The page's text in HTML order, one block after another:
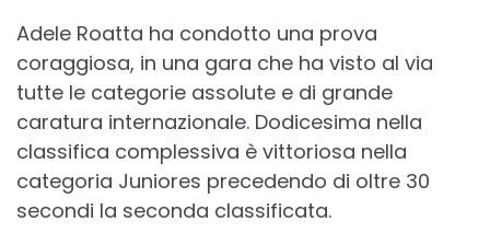
Adele Roatta ha condotto una prova
coraggiosa, in una gara che ha visto al via
tutte le categorie assolute e di grande
caratura internazionale. Dodicesima nella
classifica complessiva è vittoriosa nella
categoria Juniores precedendo di oltre 30
secondi la seconda classificata.